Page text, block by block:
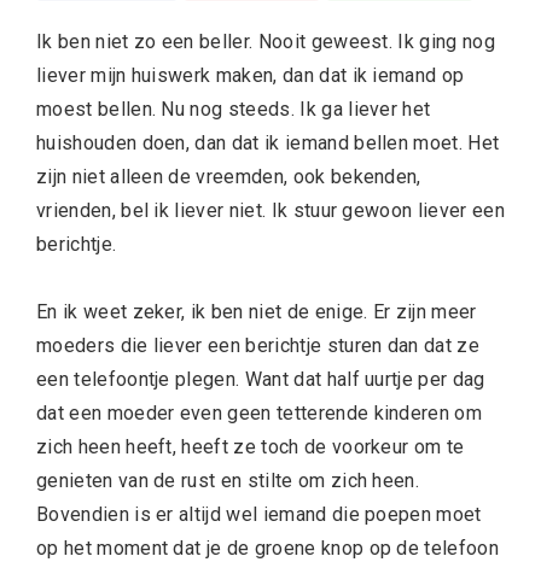
Ik ben niet zo een beller. Nooit geweest. Ik ging nog
liever mijn huiswerk maken, dan dat ik iemand op
moest bellen. Nu nog steeds. Ik ga liever het
huishouden doen, dan dat ik iemand bellen moet. Het
zijn niet alleen de vreemden, ook bekenden,
vrienden, bel ik liever niet. Ik stuur gewoon liever een
berichtje.
En ik weet zeker, ik ben niet de enige. Er zijn meer
moeders die liever een berichtje sturen dan dat ze
een telefoontje plegen. Want dat half uurtje per dag
dat een moeder even geen tetterende kinderen om
zich heen heeft, heeft ze toch de voorkeur om te
genieten van de rust en stilte om zich heen.
Bovendien is er altijd wel iemand die poepen moet
op het moment dat je de groene knop op de telefoon